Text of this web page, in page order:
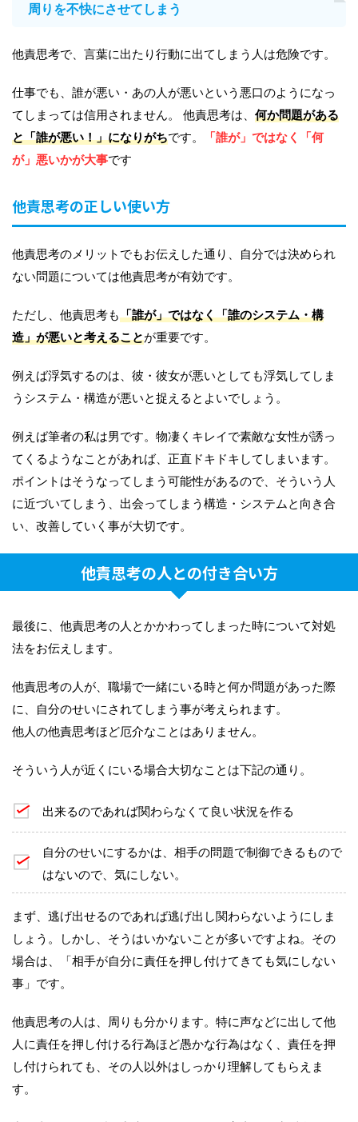
周りを不快にさせてしまう
他責思考で、言葉に出たり行動に出てしまう人は危険です。
仕事でも、誰が悪い・あの人が悪いという悪口のようになっ
てしまっては信用されません。 他責思考は、 何か問題がある
と「誰が悪い！」になりがちです。
「誰が」ではなく「何
が」悪いかが大事です
他責思考の正しい使い方
他責思考のメリットでもお伝えした通り、自分では決められ
ない問題については他責思考が有効です。
ただし、他責思考も「誰が」ではなく「誰のシステム・構
造」が悪いと考えることが重要です。
例えば浮気するのは、彼・彼女が悪いとしても浮気してしま
うシステム・構造が悪いと捉えるとよいでしょう。
例えば筆者の私は男です。物凄くキレイで素敵な女性が誘っ
てくるようなことがあれば、正直ドキドキしてしまいます。
ポイントはそうなってしまう可能性があるので、そういう人
に近づいてしまう、出会ってしまう構造・システムと向き合
い、改善していく事が大切です。
他責思考の人との付き合い方
最後に、他責思考の人とかかわってしまった時について対処
法をお伝えします。
他責思考の人が、職場で一緒にいる時と何か問題があった際
に、自分のせいにされてしまう事が考えられます。
他人の他責思考ほど厄介なことはありません。
そういう人が近くにいる場合大切なことは下記の通り。
出来るのであれば関わらなくて良い状況を作る
自分のせいにするかは、相手の問題で制御できるもので
はないので、気にしない。
まず、逃げ出せるのであれば逃げ出し関わらないようにしま
しょう。しかし、そうはいかないことが多いですよね。その
場合は、「相手が自分に責任を押し付けてきても気にしない
事」です。
他責思考の人は、周りも分かります。特に声などに出して他
人に責任を押し付ける行為ほど愚かな行為はなく、責任を押
し付けられても、その人以外はしっかり理解してもらえま
す。